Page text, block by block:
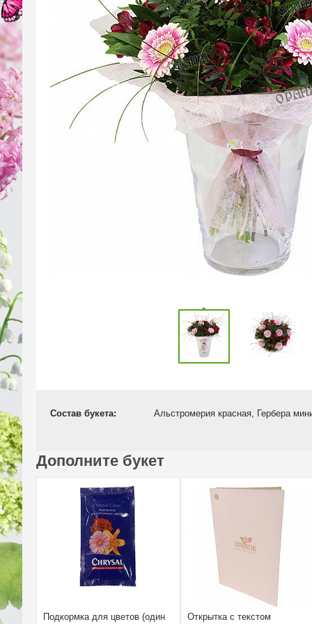
Состав букета: Альстромерия красная, Гербера
Дополните букет
Подкормка для цветов (один Открытка с текстом